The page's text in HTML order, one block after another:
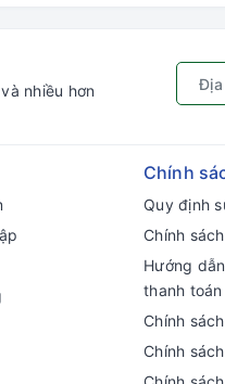
nhiều hơn
Chính
Quy định
Chính
Hướng
thanh toán
Chính
Chính